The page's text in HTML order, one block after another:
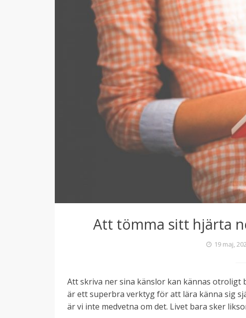
Att tömma sitt hjärta
19 maj,
Att skriva ner sina känslor kan kännas otroligt
är ett superbra verktyg för att lära känna sig
är vi inte medvetna om det. Livet bara sker